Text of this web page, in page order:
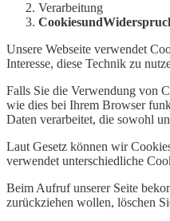
Verarbeitung
Cookiesund
Unsere Webseite verwendet
Interesse, diese Technik zu
Falls Sie die Verwendung von
wie dies bei Ihrem Browser
Daten verarbeitet, die sowohl
Laut Gesetz können wir
verwendet unterschiedliche
Beim Aufruf unserer Seite
zurückziehen wollen, löschen